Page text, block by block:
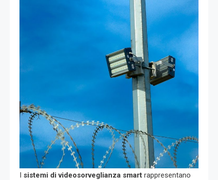
I sistemi di videosorveglianza smart rappresentano